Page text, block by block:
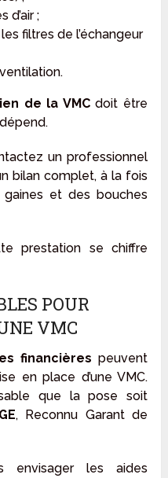
d’air ;
filtres de l’échangeur
de la VMCdoit être
un professionnel
bilan complet, à la fois
et des bouches
prestation se chiffre
POUR
VMC
financières peuvent
en place d’une VMC.
que la pose soit
, Reconnu Garant de
envisager les aides